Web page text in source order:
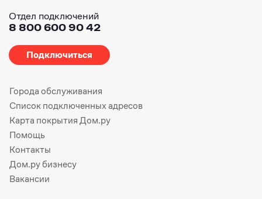
Отдел подключений
8 800 600 90 42
Подключиться
Города обслуживания
Список подключенных адресов
Карта покрытия Дом.ру
Помощь
Контакты
Дом.ру бизнесу
Вакансии